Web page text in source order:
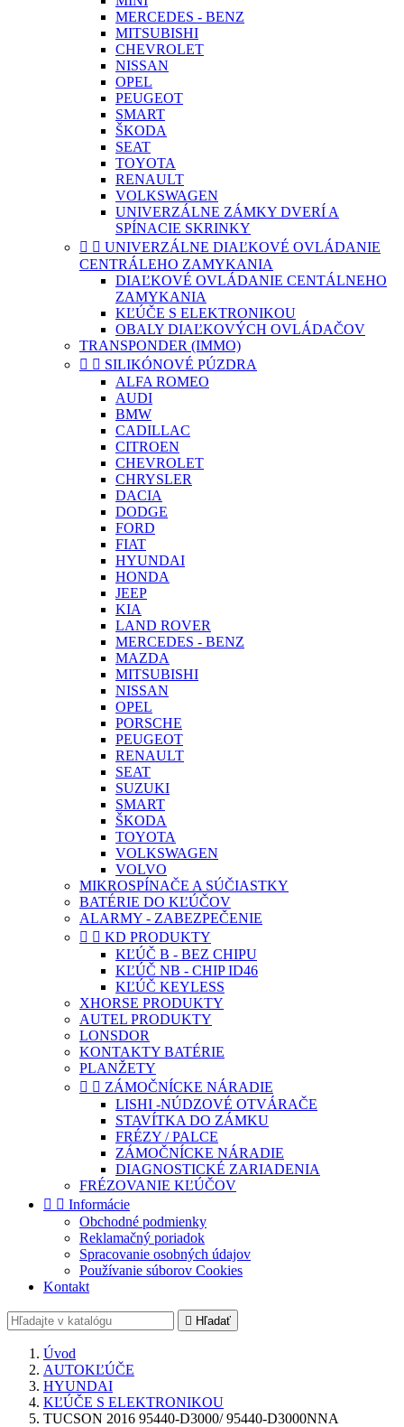
MERCEDES - BENZ
MITSUBISHI
CHEVROLET
NISSAN
OPEL
PEUGEOT
SMART
ŠKODA
SEAT
TOYOTA
RENAULT
VOLKSWAGEN
UNIVERZÁLNE ZÁMKY DVERÍ A
SPÍNACIE SKRINKY
  UNIVERZÁLNE DIAĽKOVÉ OVLÁDANIE
CENTRÁLEHO ZAMYKANIA
DIAĽKOVÉ OVLÁDANIE CENTÁLNEHO
ZAMYKANIA
KĽÚČE S ELEKTRONIKOU
OBALY DIAĽKOVÝCH OVLÁDAČOV
TRANSPONDER (IMMO)
  SILIKÓNOVÉ PÚZDRA
ALFA ROMEO
AUDI
BMW
CADILLAC
CITROEN
CHEVROLET
CHRYSLER
DACIA
DODGE
FORD
FIAT
HYUNDAI
HONDA
JEEP
KIA
LAND ROVER
MERCEDES - BENZ
MAZDA
MITSUBISHI
NISSAN
OPEL
PORSCHE
PEUGEOT
RENAULT
SEAT
SUZUKI
SMART
ŠKODA
TOYOTA
VOLKSWAGEN
VOLVO
MIKROSPÍNAČE A SÚČIASTKY
BATÉRIE DO KĽÚČOV
ALARMY - ZABEZPEČENIE
  KD PRODUKTY
KĽÚČ B - BEZ CHIPU
KĽÚČ NB - CHIP ID46
KĽÚČ KEYLESS
XHORSE PRODUKTY
AUTEL PRODUKTY
LONSDOR
KONTAKTY BATÉRIE
PLANŽETY
  ZÁMOČNÍCKE NÁRADIE
LISHI -NÚDZOVÉ OTVÁRAČE
STAVÍTKA DO ZÁMKU
FRÉZY / PALCE
ZÁMOČNÍCKE NÁRADIE
DIAGNOSTICKÉ ZARIADENIA
FRÉZOVANIE KĽÚČOV
  Informácie
Obchodné podmienky
Reklamačný poriadok
Spracovanie osobných údajov
Používanie súborov Cookies
Kontakt
 Hľadať
Úvod
AUTOKĽÚČE
HYUNDAI
KĽÚČE S ELEKTRONIKOU
TUCSON 2016 95440-D3000/ 95440-D3000NNA